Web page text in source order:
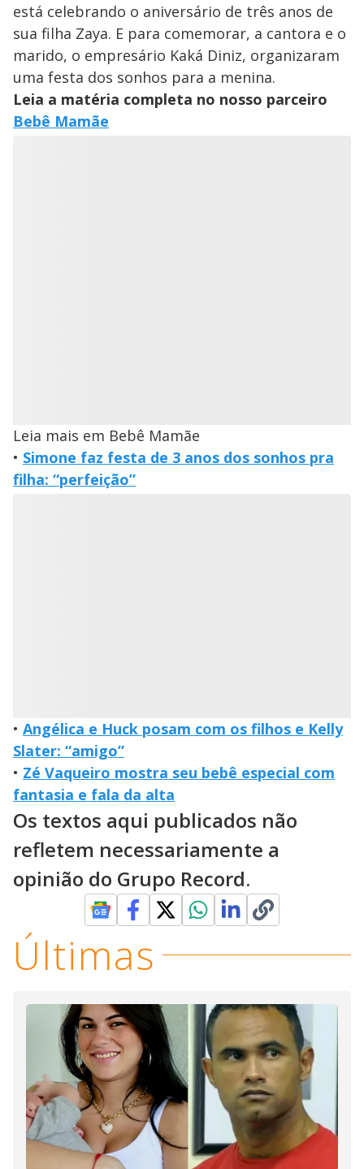
está celebrando o aniversário de três anos de
sua filha Zaya. E para comemorar, a cantora e o
marido, o empresário Kaká Diniz, organizaram
uma festa dos sonhos para a menina.
Leia a matéria completa no nosso parceiro
Bebê Mamãe
Leia mais em Bebê Mamãe
• Simone faz festa de 3 anos dos sonhos pra
filha: “perfeição”
• Angélica e Huck posam com os filhos e Kelly
Slater: “amigo”
• Zé Vaqueiro mostra seu bebê especial com
fantasia e fala da alta
Os textos aqui publicados não
refletem necessariamente a
opinião do Grupo Record.
Últimas